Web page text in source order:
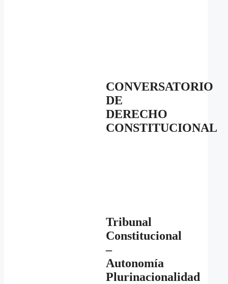
CONVERSATORIO
DE
DERECHO
CONSTITUCIONAL
Tribunal
Constitucional
–
Autonomía
Plurinacionalidad